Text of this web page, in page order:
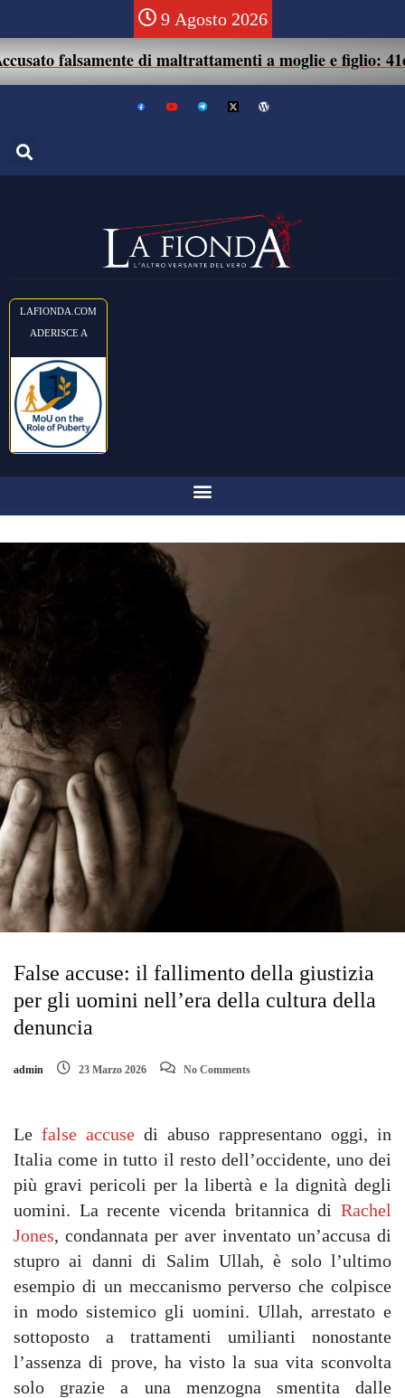
9 Agosto 2026
falsamente di maltrattamenti a moglie e figlio: 41enne
LAFIONDA.COM
ADERISCE A
False accuse: il fallimento della giustizia
per gli uomini nell’era della cultura della
denuncia
admin 23 Marzo 2026 No Comments
Le false accuse di abuso rappresentano oggi, in
Italia come in tutto il resto dell’occidente, uno dei
più gravi pericoli per la libertà e la dignità degli
uomini. La recente vicenda britannica di Rachel
Jones, condannata per aver inventato un’accusa di
stupro ai danni di Salim Ullah, è solo l’ultimo
esempio di un meccanismo perverso che colpisce
in modo sistemico gli uomini. Ullah, arrestato e
sottoposto a trattamenti umilianti nonostante
l’assenza di prove, ha visto la sua vita sconvolta
solo grazie a una menzogna smentita dalle